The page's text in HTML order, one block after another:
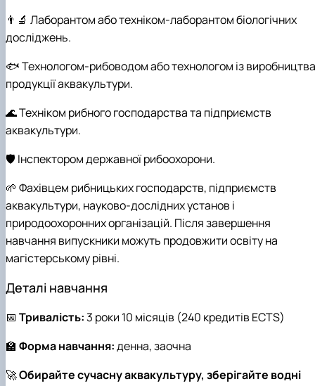
👨‍🔬 Лаборантом або техніком-лаборантом біологічних
досліджень.
🐟 Технологом-рибоводом або технологом із виробництва
продукції аквакультури.
🌊 Техніком рибного господарства та підприємств
аквакультури.
🛡️ Інспектором державної рибоохорони.
🌱 Фахівцем рибницьких господарств, підприємств
аквакультури, науково-дослідних установ і
природоохоронних організацій. Після завершення
навчання випускники можуть продовжити освіту на
магістерському рівні.
Деталі навчання
📅 Тривалість:3 роки 10 місяців (240 кредитів ECTS)
🏫 Форма навчання:денна, заочна
🚀Обирайте сучасну аквакультуру, зберігайте водні